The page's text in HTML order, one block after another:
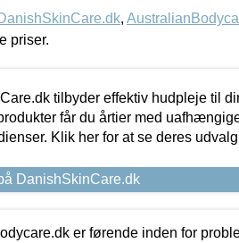
,
priser.
tilbyder effektiv hudpleje til
får du årtier med
Klik her for at se deres
DanishSkinCare.dk
er førende inden for